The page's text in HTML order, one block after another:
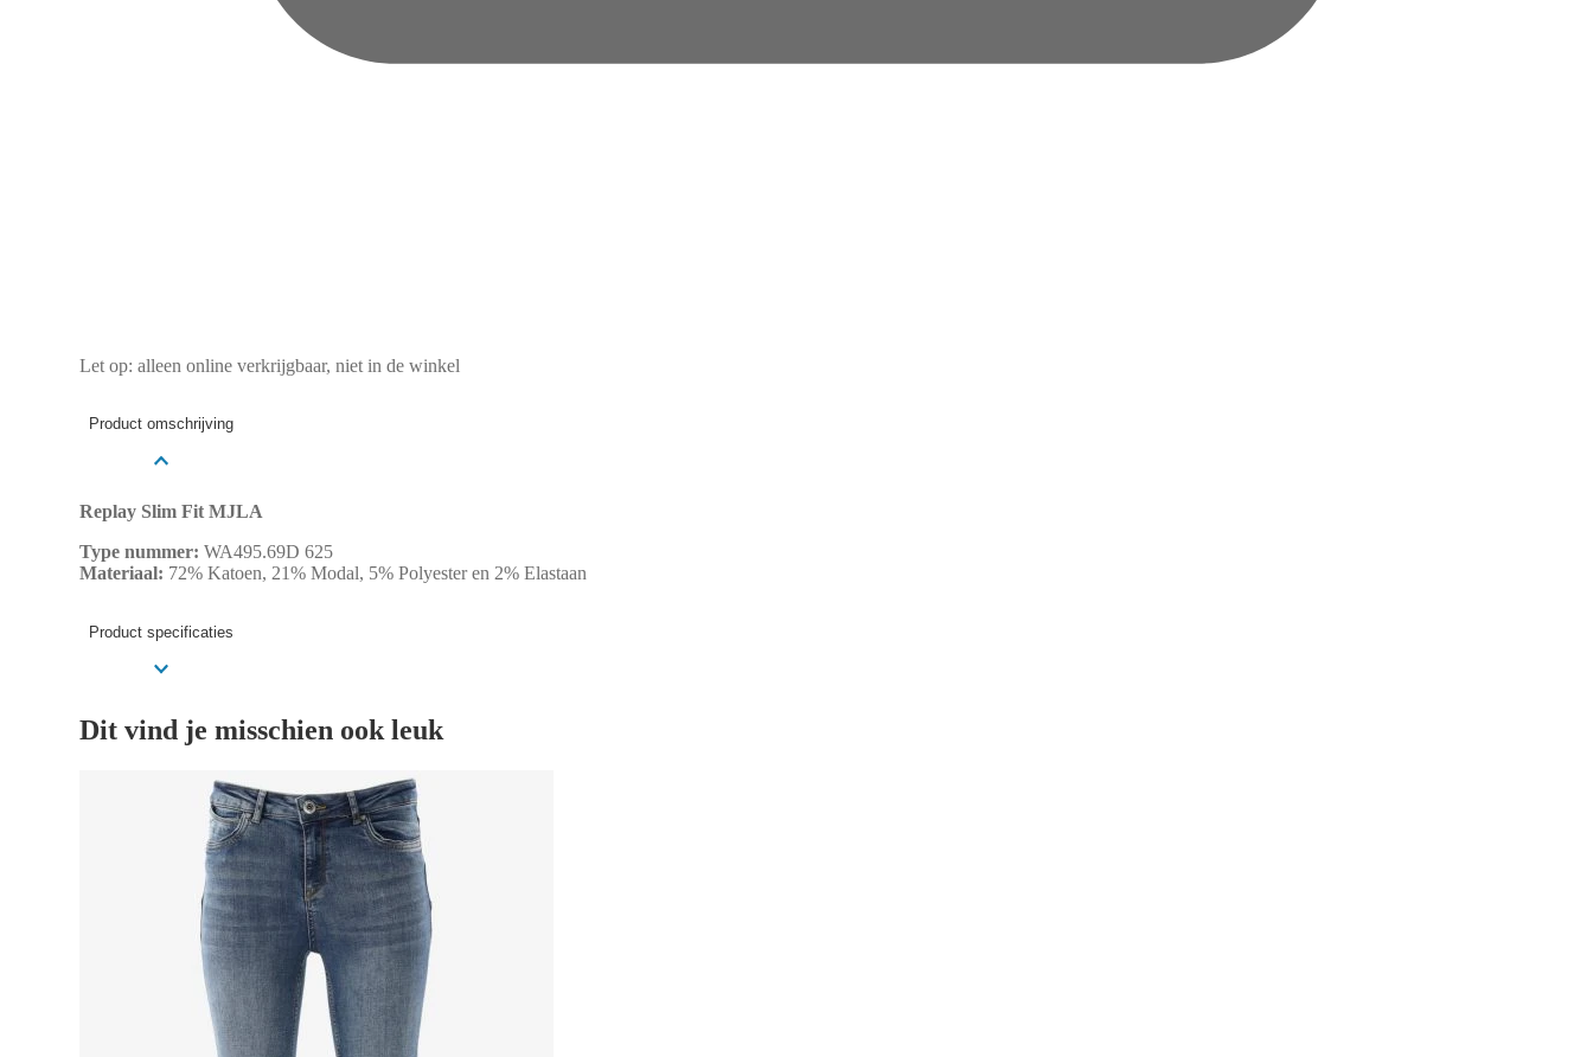
Let op: alleen online verkrijgbaar, niet in de winkel
Product omschrijving
Replay Slim Fit MJLA
Type nummer: WA495.69D 625
Materiaal: 72% Katoen, 21% Modal, 5% Polyester en 2% Elastaan
Product specificaties
Dit vind je misschien ook leuk